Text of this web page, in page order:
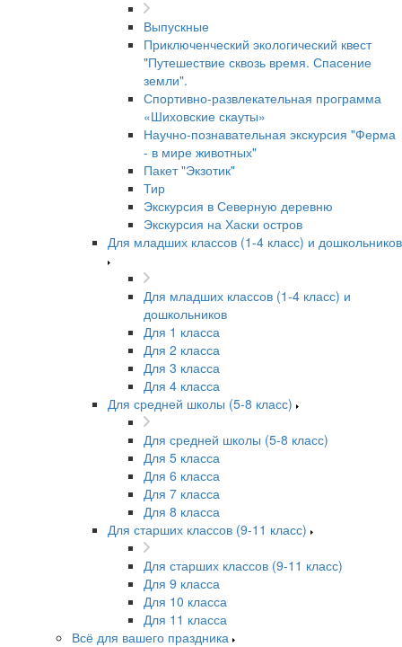
Выпускные
Приключенческий экологический квест
"Путешествие сквозь время. Спасение
земли".
Спортивно-развлекательная программа
«Шиховские скауты»
Научно-познавательная экскурсия "Ферма
- в мире животных"
Пакет "Экзотик"
Тир
Экскурсия в Северную деревню
Экскурсия на Хаски остров
Для младших классов (1-4 класс) и дошкольников
Для младших классов (1-4 класс) и
дошкольников
Для 1 класса
Для 2 класса
Для 3 класса
Для 4 класса
Для средней школы (5-8 класс)
Для средней школы (5-8 класс)
Для 5 класса
Для 6 класса
Для 7 класса
Для 8 класса
Для старших классов (9-11 класс)
Для старших классов (9-11 класс)
Для 9 класса
Для 10 класса
Для 11 класса
Всё для вашего праздника